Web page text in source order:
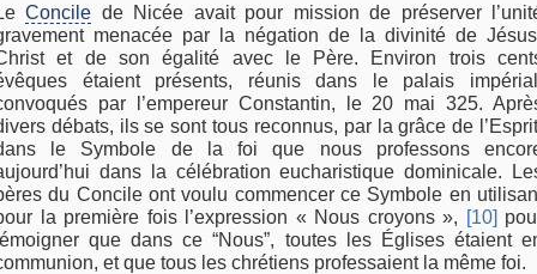
Concile de Nicée avait pour mission de préserver
menacée par la négation de la divinité de
et de son égalité avec le Père. Environ trois
étaient présents, réunis dans le palais
par l’empereur Constantin, le 20 mai 325.
débats, ils se sont tous reconnus, par la grâce de
le Symbole de la foi que nous professons
dans la célébration eucharistique dominicale.
du Concile ont voulu commencer ce Symbole en
la première fois l’expression « Nous croyons », [10]
que dans ce “Nous”, toutes les Églises étaient
et que tous les chrétiens professaient la même foi.